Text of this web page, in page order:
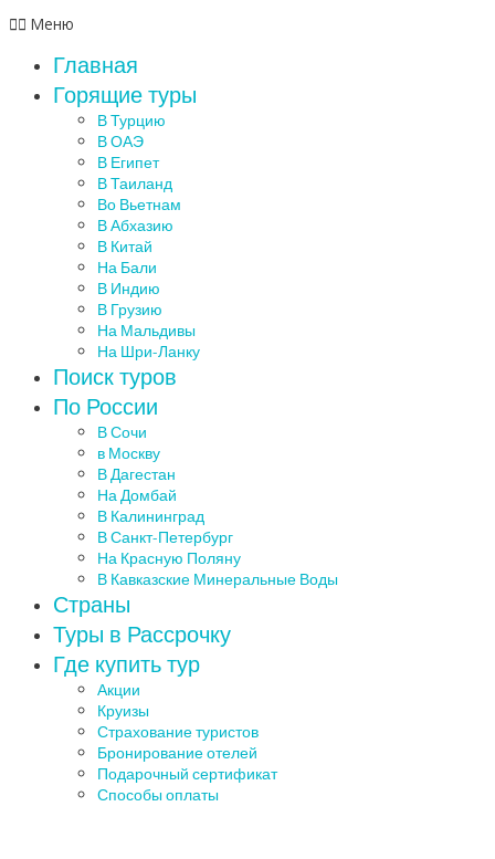
Меню
Главная
Горящие туры
В Турцию
В ОАЭ
В Египет
В Таиланд
Во Вьетнам
В Абхазию
В Китай
На Бали
В Индию
В Грузию
На Мальдивы
На Шри-Ланку
Поиск туров
По России
В Сочи
в Москву
В Дагестан
На Домбай
В Калининград
В Санкт-Петербург
На Красную Поляну
В Кавказские Минеральные Воды
Страны
Туры в Рассрочку
Где купить тур
Акции
Круизы
Страхование туристов
Бронирование отелей
Подарочный сертификат
Способы оплаты